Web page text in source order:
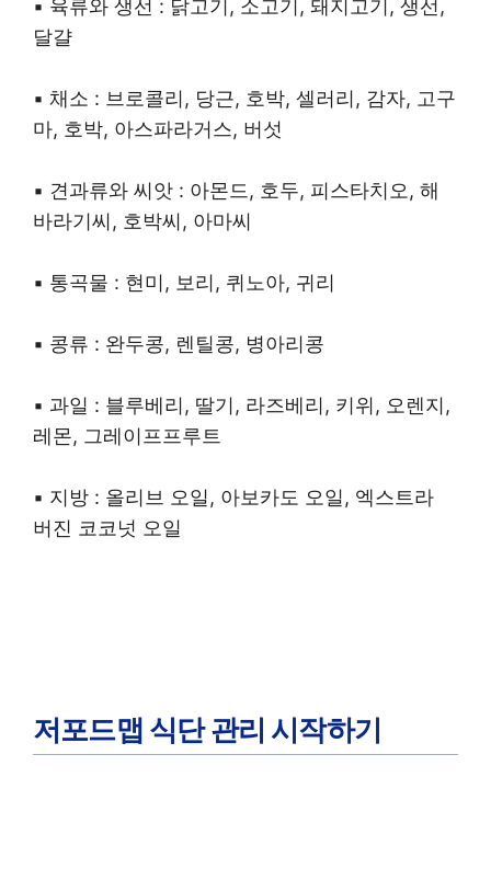
▪︎ 육류와 생선 : 닭고기, 소고기, 돼지고기, 생선,
달걀
▪︎ 채소 : 브로콜리, 당근, 호박, 셀러리, 감자, 고구
마, 호박, 아스파라거스, 버섯
▪︎ 견과류와 씨앗 : 아몬드, 호두, 피스타치오, 해
바라기씨, 호박씨, 아마씨
▪︎ 통곡물 : 현미, 보리, 퀴노아, 귀리
▪︎ 콩류 : 완두콩, 렌틸콩, 병아리콩
▪︎ 과일 : 블루베리, 딸기, 라즈베리, 키위, 오렌지,
레몬, 그레이프프루트
▪︎ 지방 : 올리브 오일, 아보카도 오일, 엑스트라
버진 코코넛 오일
저포드맵 식단 관리 시작하기